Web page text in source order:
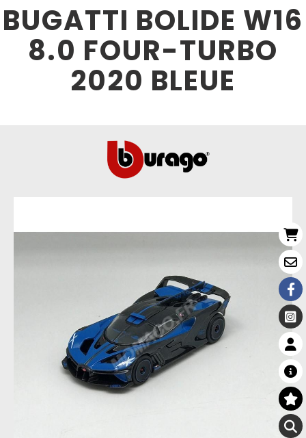
BUGATTI BOLIDE W16
8.0 FOUR-TURBO
2020 BLEUE